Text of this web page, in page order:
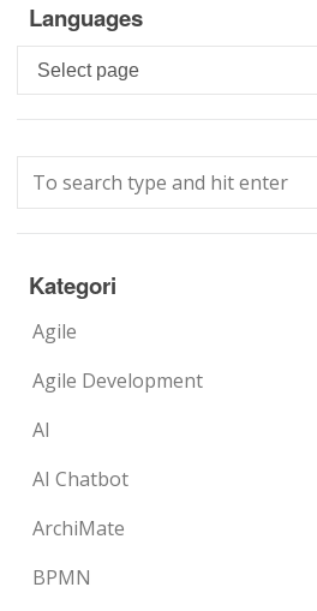
Languages
Languages
Kategori
Agile
Agile Development
AI
AI Chatbot
ArchiMate
BPMN